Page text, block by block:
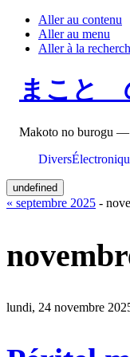
Aller au contenu
Aller au menu
Aller à la
まこと
Makoto no burogu
Divers
undefined
« septembre 2025 -
lundi, 24 novembre